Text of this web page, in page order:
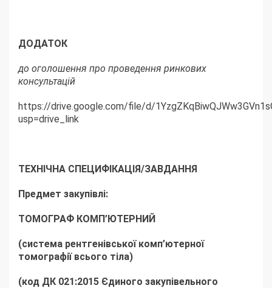
ДОДАТОК
до оголошення про проведення ринкових
консультацій
https://drive.google.com/file/d/
usp=drive_link
ТЕХНІЧНА СПЕЦИФІКАЦІЯ/ЗАВДАННЯ
Предмет закупівлі:
ТОМОГРАФ КОМП’ЮТЕРНИЙ
(система рентгенівської комп’ютерної
томографії всього тіла)
(код ДК 021:2015 Єдиного закупівельного